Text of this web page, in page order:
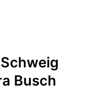
Busch